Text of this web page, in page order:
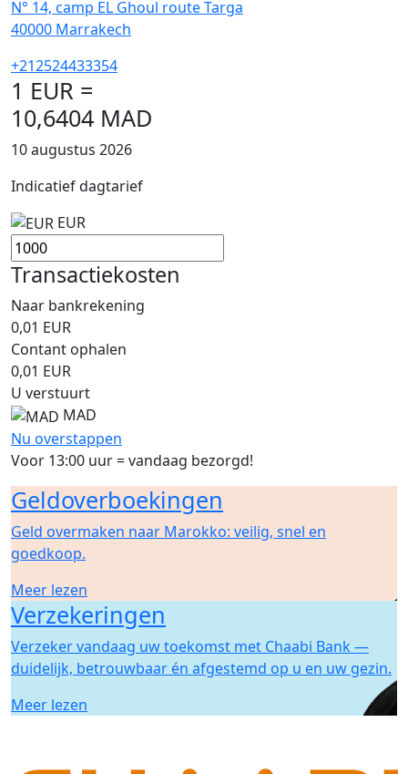
N° 14, camp EL Ghoul route Targa
40000 Marrakech
+212524433354
1 EUR =
10,6404 MAD
10 augustus 2026
Indicatief dagtarief
EUR
Transactiekosten
Naar bankrekening
0,01 EUR
Contant ophalen
0,01 EUR
U verstuurt
MAD
Nu overstappen
Voor 13:00 uur = vandaag bezorgd!
Geldoverboekingen
Geld overmaken naar Marokko: veilig, snel en
goedkoop.
Meer lezen
Verzekeringen
Verzeker vandaag uw toekomst met Chaabi Bank —
duidelijk, betrouwbaar én afgestemd op u en uw gezin.
Meer lezen